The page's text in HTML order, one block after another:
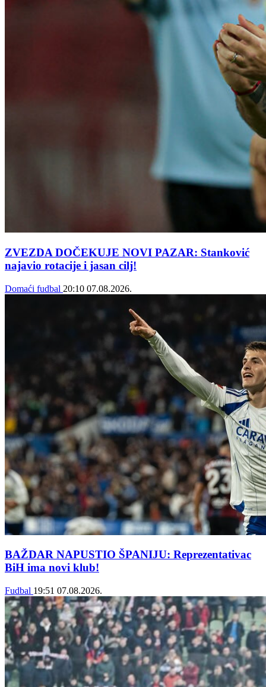
ZVEZDA DOČEKUJE NOVI PAZAR: Stanković
najavio rotacije i jasan cilj!
Domaći fudbal 20:10 07.08.2026.
BAŽDAR NAPUSTIO ŠPANIJU: Reprezentativac
BiH ima novi klub!
Fudbal 19:51 07.08.2026.